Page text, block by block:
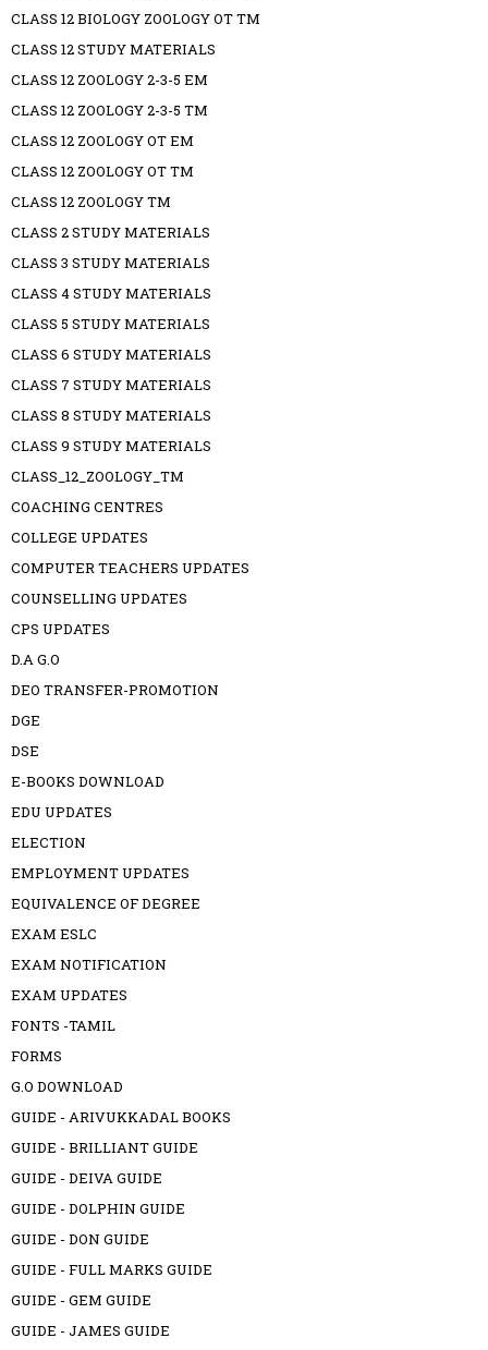
CLASS 12 BIOLOGY ZOOLOGY OT TM
CLASS 12 STUDY MATERIALS
CLASS 12 ZOOLOGY 2-3-5 EM
CLASS 12 ZOOLOGY 2-3-5 TM
CLASS 12 ZOOLOGY OT EM
CLASS 12 ZOOLOGY OT TM
CLASS 12 ZOOLOGY TM
CLASS 2 STUDY MATERIALS
CLASS 3 STUDY MATERIALS
CLASS 4 STUDY MATERIALS
CLASS 5 STUDY MATERIALS
CLASS 6 STUDY MATERIALS
CLASS 7 STUDY MATERIALS
CLASS 8 STUDY MATERIALS
CLASS 9 STUDY MATERIALS
CLASS_12_ZOOLOGY_TM
COACHING CENTRES
COLLEGE UPDATES
COMPUTER TEACHERS UPDATES
COUNSELLING UPDATES
CPS UPDATES
D.A G.O
DEO TRANSFER-PROMOTION
DGE
DSE
E-BOOKS DOWNLOAD
EDU UPDATES
ELECTION
EMPLOYMENT UPDATES
EQUIVALENCE OF DEGREE
EXAM ESLC
EXAM NOTIFICATION
EXAM UPDATES
FONTS -TAMIL
FORMS
G.O DOWNLOAD
GUIDE - ARIVUKKADAL BOOKS
GUIDE - BRILLIANT GUIDE
GUIDE - DEIVA GUIDE
GUIDE - DOLPHIN GUIDE
GUIDE - DON GUIDE
GUIDE - FULL MARKS GUIDE
GUIDE - GEM GUIDE
GUIDE - JAMES GUIDE